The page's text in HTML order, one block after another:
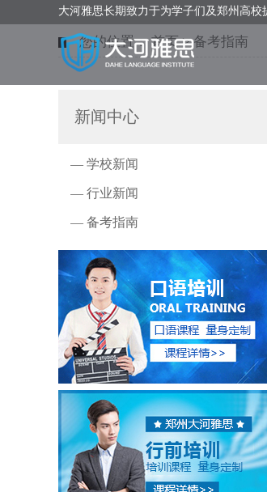
大河雅思长期致力于为学子们及郑州高
您的位置：首页>备考指南
新闻中心
— 学校新闻
— 行业新闻
— 备考指南